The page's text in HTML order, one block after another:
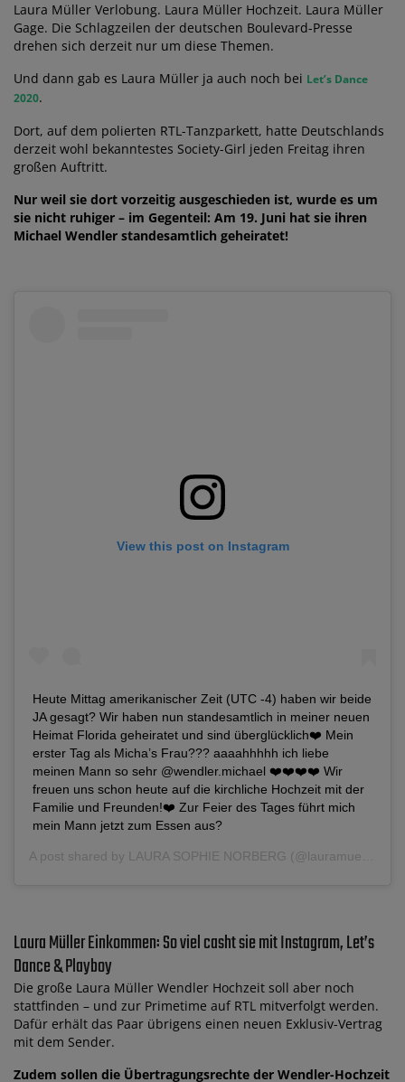
Laura Müller Verlobung. Laura Müller Hochzeit. Laura Müller
Gage. Die Schlagzeilen der deutschen Boulevard-Presse
drehen sich derzeit nur um diese Themen.
Und dann gab es Laura Müller ja auch noch bei Let’s Dance
2020.
Dort, auf dem polierten RTL-Tanzparkett, hatte Deutschlands
derzeit wohl bekanntestes Society-Girl jeden Freitag ihren
großen Auftritt.
Nur weil sie dort vorzeitig ausgeschieden ist, wurde es um
sie nicht ruhiger – im Gegenteil: Am 19. Juni hat sie ihren
Michael Wendler standesamtlich geheiratet!
View this post on Instagram
Heute Mittag amerikanischer Zeit (UTC -4) haben wir beide
JA gesagt? Wir haben nun standesamtlich in meiner neuen
Heimat Florida geheiratet und sind überglücklich❤️ Mein
erster Tag als Micha’s Frau??? aaaahhhhh ich liebe
meinen Mann so sehr @wendler.michael ❤️❤️❤️❤️ Wir
freuen uns schon heute auf die kirchliche Hochzeit mit der
Familie und Freunden!❤️ Zur Feier des Tages führt mich
mein Mann jetzt zum Essen aus?
A post shared by LAURA SOPHIE NORBERG (@lauramuellerofficial) on
Laura Müller Einkommen: So viel casht sie mit Instagram, Let’s
Dance & Playboy
Die große Laura Müller Wendler Hochzeit soll aber noch
stattfinden – und zur Primetime auf RTL mitverfolgt werden.
Dafür erhält das Paar übrigens einen neuen Exklusiv-Vertrag
mit dem Sender.
Zudem sollen die Übertragungsrechte der Wendler-Hochzeit